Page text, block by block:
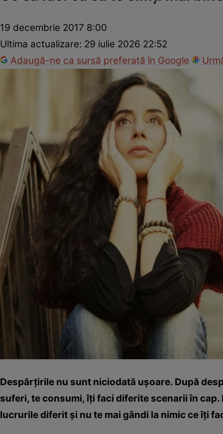
19 decembrie 2017 8:00
Ultima actualizare: 29 iulie 2026 22:52
Adaugă-ne ca sursă preferată în Google
Despărţirile nu sunt niciodată uşoare. După
suferi, te consumi, îţi faci diferite scenarii în
lucrurile diferit şi nu te mai gândi la nimic ce îţi